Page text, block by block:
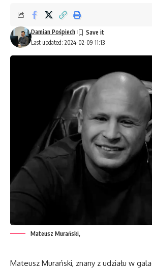
Last updated: 2024-02-09 11:13
Damian Pośpiech
Mateusz Murański,
Mateusz Murański, znany z udziału w